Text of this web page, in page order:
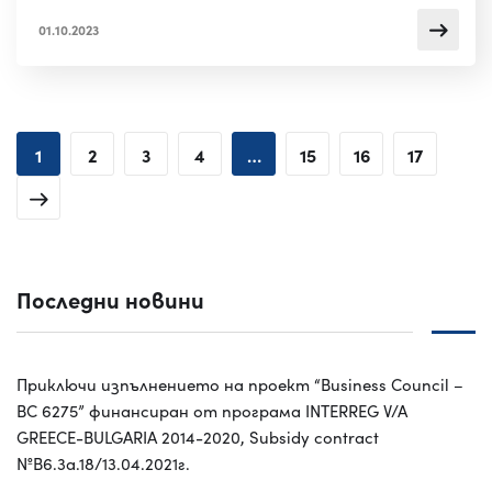
01.10.2023
1 2 3 4 … 15 16 17
Последни новини
Приключи изпълнението на проект “Business Council –
BC 6275” финансиран от програма INTERREG V/A
GREECE-BULGARIA 2014-2020, Subsidy contract
№B6.3a.18/13.04.2021г.